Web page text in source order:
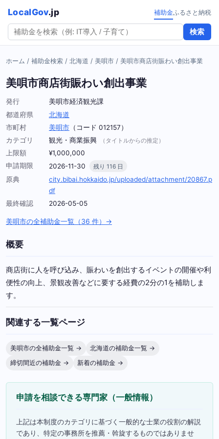
LocalGov.jp
検索
補助金ふるさと納税
ホーム / 補助金検索 / 北海道 / 美唄市 / 美唄市商店街賑わい創出事業
美唄市商店街賑わい創出事業
発行
美唄市経済観光課
都道府県
北海道
市町村
美唄市 （コード 012157）
カテゴリ
観光・商業振興 （タイトルからの推定）
上限額
¥1,000,000
申請期限
2026-11-30 残り 116 日
原典
city.bibai.hokkaido.jp/uploaded/attachment/20867.p
df
最終確認
2026-05-05
美唄市の全補助金一覧（36 件）→
概要
商店街に人を呼び込み、賑わいを創出するイベントの開催や利
便性の向上、景観改善などに要する経費の2分の1を補助しま
す。
関連する一覧ページ
美唄市の全補助金一覧 →
北海道の補助金一覧 →
締切間近の補助金 →
新着の補助金 →
申請を相談できる専門家（一般情報）
上記は本制度のカテゴリに基づく一般的な士業の役割の解説
であり、特定の事務所を推薦・斡旋するものではありませ